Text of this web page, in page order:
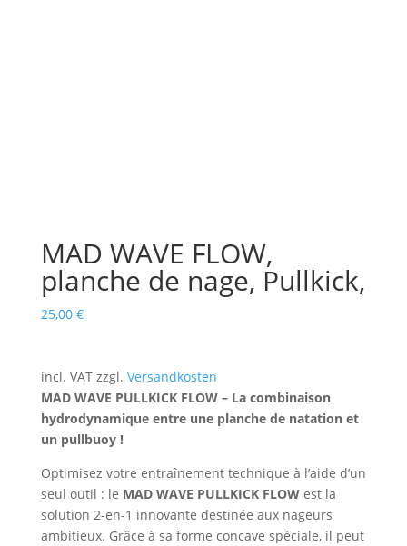
MAD WAVE FLOW,
planche de nage, Pullkick,
25,00 €
incl. VAT zzgl. Versandkosten
MAD WAVE PULLKICK FLOW – La combinaison
hydrodynamique entre une planche de natation et
un pullbuoy !
Optimisez votre entraînement technique à l’aide d’un
seul outil : le MAD WAVE PULLKICK FLOWest la
solution 2-en-1 innovante destinée aux nageurs
ambitieux. Grâce à sa forme concave spéciale, il peut